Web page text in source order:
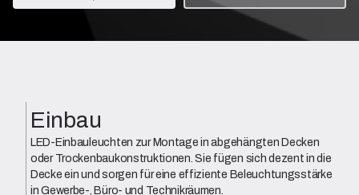
Einbau
LED-Einbauleuchten zur Montage in abgehängten Decken
oder Trockenbaukonstruktionen. Sie fügen sich dezent in die
Decke ein und sorgen für eine effiziente Beleuchtungsstärke
in Gewerbe-, Büro- und Technikräumen.